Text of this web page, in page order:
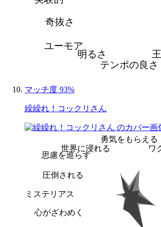
テンポの良さ
明るさ
ユーモア
奇抜さ
マッチ度 93%
繰繰れ！コックリさん
勇気をもらえる
ワ
心がざわめく
ミステリアス
圧倒される
思慮を巡らす
世界に浸れる